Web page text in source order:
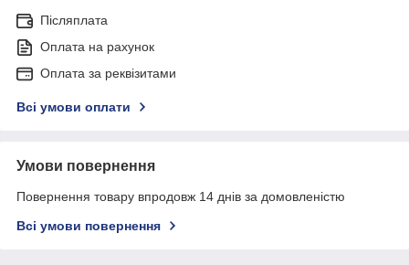
Післяплата
Оплата на рахунок
Оплата за реквізитами
Всі умови оплати
Умови повернення
Повернення товару впродовж 14 днів за домовленістю
Всі умови повернення